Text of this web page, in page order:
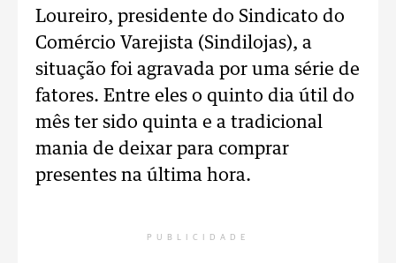
Loureiro, presidente do Sindicato do
Comércio Varejista (Sindilojas), a
situação foi agravada por uma série de
fatores. Entre eles o quinto dia útil do
mês ter sido quinta e a tradicional
mania de deixar para comprar
presentes na última hora.
PUBLICIDADE